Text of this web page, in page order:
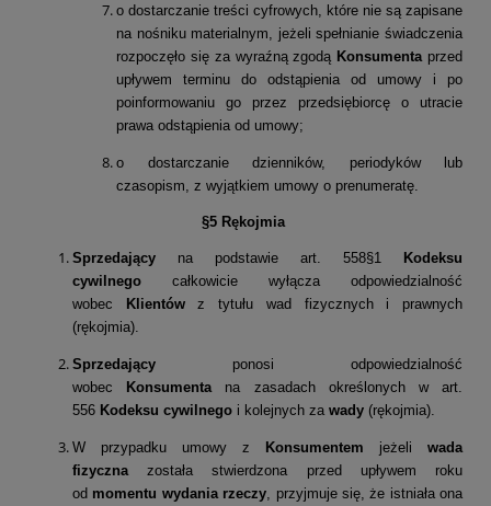
o dostarczanie treści cyfrowych, które nie są zapisane
na nośniku materialnym, jeżeli spełnianie świadczenia
rozpoczęło się za wyraźną zgodą Konsumenta przed
upływem terminu do odstąpienia od umowy i po
poinformowaniu go przez przedsiębiorcę o utracie
prawa odstąpienia od umowy;
o dostarczanie dzienników, periodyków lub
czasopism, z wyjątkiem umowy o prenumeratę.
§5 Rękojmia
Sprzedający na podstawie art. 558§1 Kodeksu
cywilnego całkowicie wyłącza odpowiedzialność
wobec Klientówz tytułu wad fizycznych i prawnych
(rękojmia).
Sprzedający ponosi odpowiedzialność
wobec Konsumenta na zasadach określonych w art.
556 Kodeksu cywilnego i kolejnych za wady (rękojmia).
W przypadku umowy z Konsumentem jeżeli wada
fizyczna została stwierdzona przed upływem roku
od momentu wydania rzeczy , przyjmuje się, że istniała ona